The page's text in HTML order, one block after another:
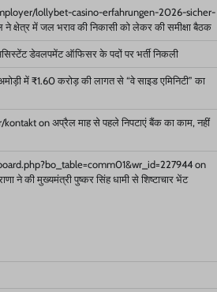
lollybet-casino-erfahrungen-2026-sicher-
ने क्षेत्र में जल भराव की निकासी को लेकर की समीक्षा बैठक
डेवलपमेंट ऑफिसर के पदों पर भर्ती निकली
में ₹1.60 करोड़ की लागत से “वे साइड एमिनिटी” का
kontakt on अप्रैल माह से पहले निपटाएं बैंक का काम, नहीं
on
ने की मुख्यमंत्री पुष्कर सिंह धामी से शिष्टाचार भेंट